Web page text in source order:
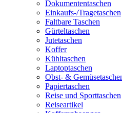
Dokumententaschen
Einkaufs-/Tragetaschen
Faltbare Taschen
Gürteltaschen
Jutetaschen
Koffer
Kühltaschen
Laptoptaschen
Obst- &
Papiertaschen
Reise und Sporttaschen
Reiseartikel